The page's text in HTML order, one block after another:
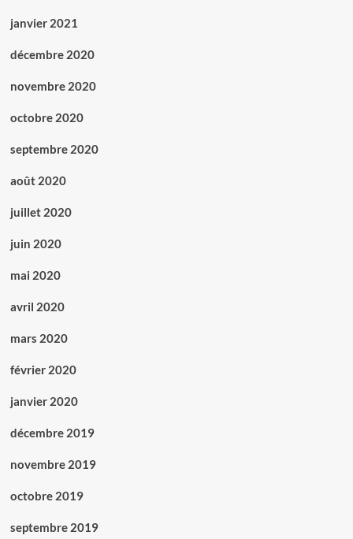
janvier 2021
décembre 2020
novembre 2020
octobre 2020
septembre 2020
août 2020
juillet 2020
juin 2020
mai 2020
avril 2020
mars 2020
février 2020
janvier 2020
décembre 2019
novembre 2019
octobre 2019
septembre 2019